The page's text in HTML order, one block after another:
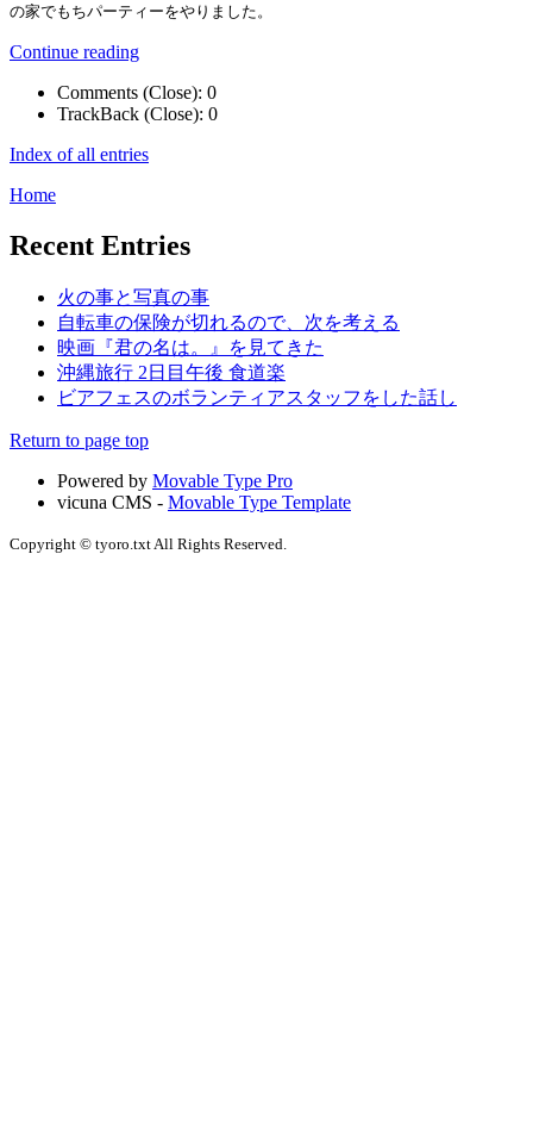
の家でもちパーティーをやりました。
Continue reading
Comments (Close): 0
TrackBack (Close): 0
Index of all entries
Home
Recent Entries
火の事と写真の事
自転車の保険が切れるので、次を考える
映画『君の名は。』を見てきた
沖縄旅行 2日目午後 食道楽
ビアフェスのボランティアスタッフをした話し
Return to page top
Powered by Movable Type Pro
vicuna CMS - Movable Type Template
Copyright © tyoro.txt All Rights Reserved.